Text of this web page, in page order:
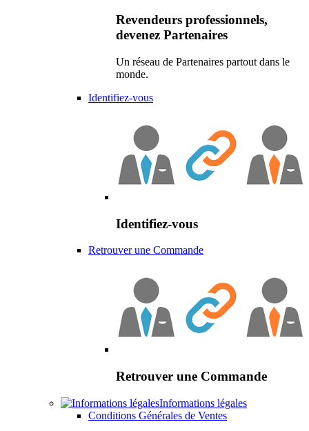
Revendeurs professionnels,
devenez Partenaires
Un réseau de Partenaires partout dans le
monde.
Identifiez-vous
Identifiez-vous
Retrouver une Commande
Retrouver une Commande
Informations légales
Conditions Générales de Ventes